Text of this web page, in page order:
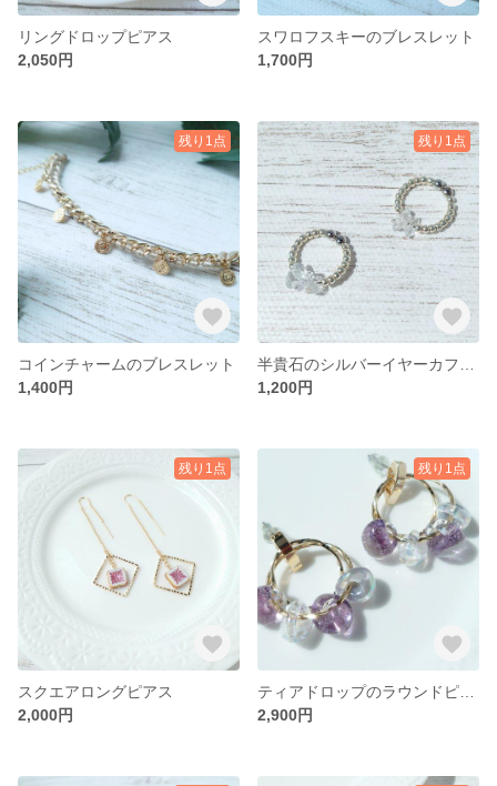
リングドロップピアス
2,050円
スワロフスキーのブレスレット
1,700円
残り1点
コインチャームのブレスレット
1,400円
残り1点
1,200円
残り1点
スクエアロングピアス
2,000円
残り1点
2,900円